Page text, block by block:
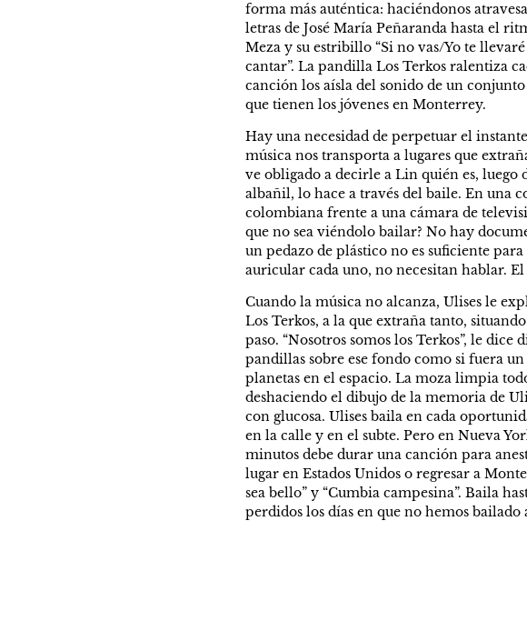
forma más auténtica: haciéndonos
letras de José María Peñaranda hasta el
Meza y su estribillo “Si no vas/Yo te
cantar”. La pandilla Los Terkos ralentiza
canción los aísla del sonido de un
que tienen los jóvenes en Monterrey.
Hay una necesidad de perpetuar el
música nos transporta a lugares que
ve obligado a decirle a Lin quién es,
albañil, lo hace a través del baile. En una
colombiana frente a una cámara de
que no sea viéndolo bailar? No hay
un pedazo de plástico no es suficiente
auricular cada uno, no necesitan hablar.
Cuando la música no alcanza, Ulises le
Los Terkos, a la que extraña tanto,
paso. “Nosotros somos los Terkos”, le dice
pandillas sobre ese fondo como si fuera
planetas en el espacio. La moza limpia
deshaciendo el dibujo de la memoria de
con glucosa. Ulises baila en cada
en la calle y en el subte. Pero en Nueva
minutos debe durar una canción para
lugar en Estados Unidos o regresar a
sea bello” y “Cumbia campesina”. Baila
perdidos los días en que no hemos bailado